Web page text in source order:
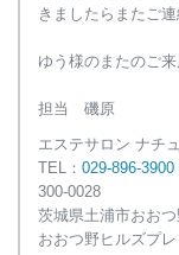
きましたらまたご
ゆう様のまたのご
担当 磯原
エステサロン ナチ
TEL： 029-896-3900
300-0028
茨城県土浦市おお
おおつ野ヒルズプ